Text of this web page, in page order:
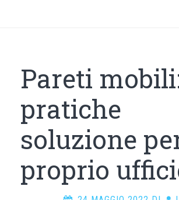
Pareti
pratiche
soluzione
proprio